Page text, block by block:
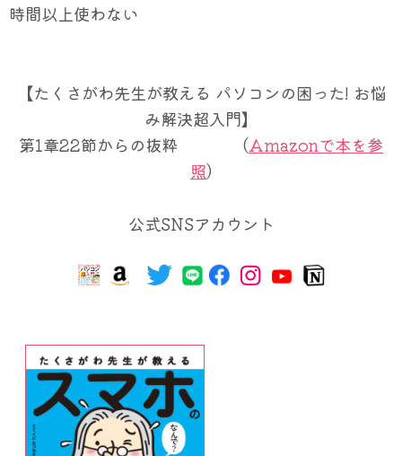
時間以上使わない
【たくさがわ先生が教える パソコンの困った! お悩
み解決超入門】
第1章22節からの抜粋 (Amazonで本を参
照)
公式SNSアカウント